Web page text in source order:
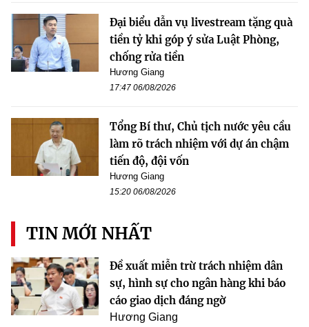
Đại biểu dẫn vụ livestream tặng quà
tiền tỷ khi góp ý sửa Luật Phòng,
chống rửa tiền
Hương Giang
17:47 06/08/2026
Tổng Bí thư, Chủ tịch nước yêu cầu
làm rõ trách nhiệm với dự án chậm
tiến độ, đội vốn
Hương Giang
15:20 06/08/2026
TIN MỚI NHẤT
Đề xuất miễn trừ trách nhiệm dân
sự, hình sự cho ngân hàng khi báo
cáo giao dịch đáng ngờ
Hương Giang